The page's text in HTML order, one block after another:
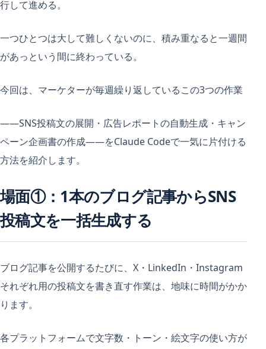
行して進める。
一つひとつは大して難しくないのに、積み重なると一週間
があっという間に終わっている。
今回は、マーケターが毎週繰り返しているこの3つの作業
——SNS投稿文の展開・広告レポートの自動生成・キャン
ペーン企画書の作成——をClaude Codeで一気に片付ける
方法を紹介します。
場面①：1本のブログ記事からSNS
投稿文を一括生成する
ブログ記事を公開するたびに、X・LinkedIn・Instagram
それぞれ用の投稿文を書き直す作業は、地味に時間がかか
ります。
各プラットフォームで文字数・トーン・絵文字の使い方が